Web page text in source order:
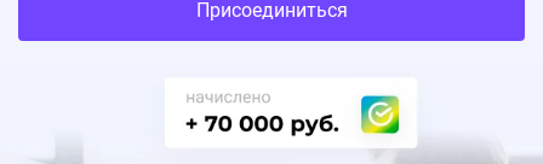
Присоединиться